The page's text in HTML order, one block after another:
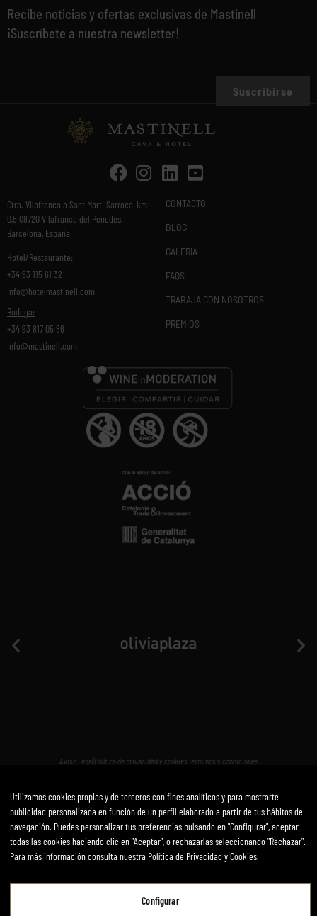
Recibe noticias y ofertas exclusivas de Mastinell
¡Suscríbete a nuestra newsletter!
Suscribirse
Ctra. Vilafranca a Sant Marti Sarroca, km
0,5 08720 Vilafranca del Penedés,
Barcelona, España
Hotel/Restaurante:
+34 93 115 61 32
info@hotelmastinell.com
Bodega:
+34 93 817 05 86
info@mastinell.com
CONTACTO
BLOG
GALERÍA
FAQS
TRABAJA CON NOSOTROS
PREMIOS
Aviso Legal Política de privacidad y cookies Términos y condiciones
Utilizamos cookies propias y de terceros con fines analíticos y para mostrarte
publicidad personalizada en función de un perfil elaborado a partir de tus hábitos de
navegación. Puedes personalizar tus preferencias pulsando en "Configurar", aceptar
todas las cookies haciendo clic en "Aceptar", o rechazarlas seleccionando "Rechazar".
Para más información consulta nuestra Política de Privacidad y Cookies.
Configurar
Aviso Legal
Política de Privacidad y Cookies
Términos y Condiciones de Uso